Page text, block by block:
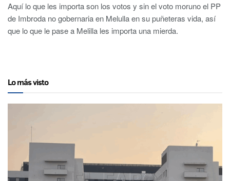
Aquí lo que les importa son los votos y sin el voto moruno el PP
de Imbroda no gobernaria en Melulla en su puñeteras vida, así
que lo que le pase a Melilla les importa una mierda.
Lo más visto